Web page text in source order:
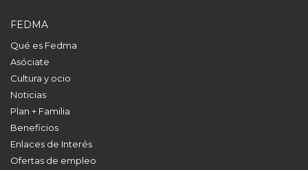
FEDMA
Qué es Fedma
Asóciate
Cultura y ocio
Noticias
Plan + Familia
Beneficios
Enlaces de Interés
Ofertas de empleo